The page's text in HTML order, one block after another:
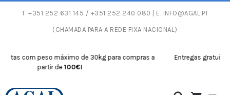
T. +351 252 631 145 / +351 252 240 080 | E. INFO@AGAL.PT
(CHAMADA PARA A REDE FIXA NACIONAL)
com peso máximo de 30kg para compras a
partir de100€!
Entregas gratuitas